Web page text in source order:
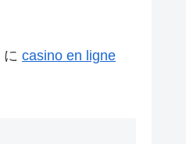
に casino en ligne